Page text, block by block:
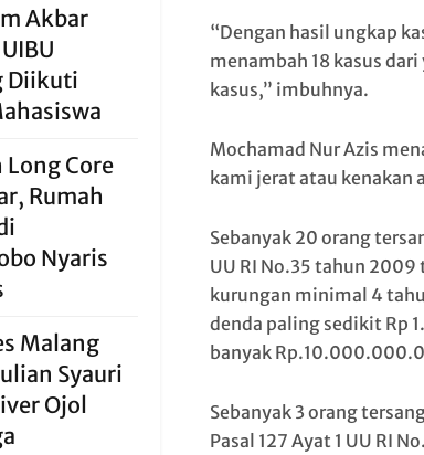
“Dengan hasil ungkap
menambah 18 kasus
kasus,” imbuhnya.
Mochamad Nur Azis
kami jerat atau kenakan
Sebanyak 20 orang
UU RI No.35 tahun
kurungan minimal 4
denda paling sedikit Rp
banyak
Sebanyak 3 orang
Pasal 127 Ayat 1 UU RI
Akbar
Diikuti
Long Core
Rumah
Nyaris
Malang
Syauri
Ojol